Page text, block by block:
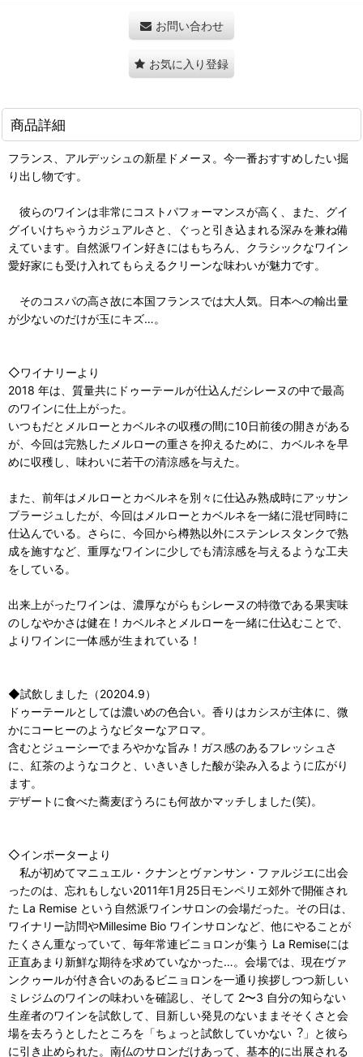
お問い合わせ
お気に入り登録
商品詳細
フランス、アルデッシュの新星ドメーヌ。今一番おすすめしたい掘
り出し物です。
彼らのワインは非常にコストパフォーマンスが高く、また、グイ
グイいけちゃうカジュアルさと、ぐっと引き込まれる深みを兼ね備
えています。自然派ワイン好きにはもちろん、クラシックなワイン
愛好家にも受け入れてもらえるクリーンな味わいが魅力です。
そのコスパの高さ故に本国フランスでは大人気。日本への輸出量
が少ないのだけが玉にキズ…。
◇ワイナリーより
2018 年は、質量共にドゥーテールが仕込んだシレーヌの中で最高
のワインに仕上がった。
いつもだとメルローとカベルネの収穫の間に10日前後の開きがある
が、今回は完熟したメルローの重さを抑えるために、カベルネを早
めに収穫し、味わいに若干の清涼感を与えた。
また、前年はメルローとカベルネを別々に仕込み熟成時にアッサン
ブラージュしたが、今回はメルローとカベルネを一緒に混ぜ同時に
仕込んでいる。さらに、今回から樽熟以外にステンレスタンクで熟
成を施すなど、重厚なワインに少しでも清涼感を与えるような工夫
をしている。
出来上がったワインは、濃厚ながらもシレーヌの特徴である果実味
のしなやかさは健在！カベルネとメルローを一緒に仕込むことで、
よりワインに一体感が生まれている！
◆試飲しました（20204.9）
ドゥーテールとしては濃いめの色合い。香りはカシスが主体に、微
かにコーヒーのようなビターなアロマ。
含むとジューシーでまろやかな旨み！ガス感のあるフレッシュさ
に、紅茶のようなコクと、いきいきした酸が染み入るように広がり
ます。
デザートに食べた蕎麦ぼうろにも何故かマッチしました(笑)。
◇インポーターより
私が初めてマニュエル・クナンとヴァンサン・ファルジエに出会
ったのは、忘れもしない2011年1⽉25⽇モンペリエ郊外で開催され
た La Remise という⾃然派ワインサロンの会場だった。その⽇は、
ワイナリー訪問やMillesime Bio ワインサロンなど、他にやることが
たくさん重なっていて、毎年常連ビニョロンが集う La Remiseには
正直あまり新鮮な期待を求めていなかった…。会場では、現在ヴァ
ンクゥールが付き合いのあるビニョロンを⼀通り挨拶しつつ新しい
ミレジムのワインの味わいを確認し、そして 2〜3 ⾃分の知らない
⽣産者のワインを試飲して、⽬新しい発⾒のないままそそくさと会
場を去ろうとしたところを「ちょっと試飲していかない︖」と彼ら
に引き⽌められた。南仏のサロンだけあって、基本的に出展される